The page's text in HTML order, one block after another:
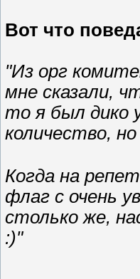
Вот что
"Из орг
мне сказали,
то я был дико
количество,
Когда на
флаг с очень
столько же,
:)"